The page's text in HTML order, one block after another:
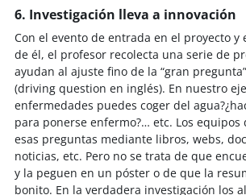
6. Investigación lleva a innovación
Con el evento de entrada en el proyecto y
de él, el profesor recolecta una serie de
ayudan al ajuste fino de la “gran
(driving question en inglés). En nuestro
enfermedades puedes coger del
para ponerse enfermo?… etc. Los
esas preguntas mediante libros, webs,
noticias, etc. Pero no se trata de que
y la peguen en un póster o de que la
bonito. En la verdadera investigación los